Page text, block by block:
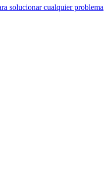
solucionar cualquier problema